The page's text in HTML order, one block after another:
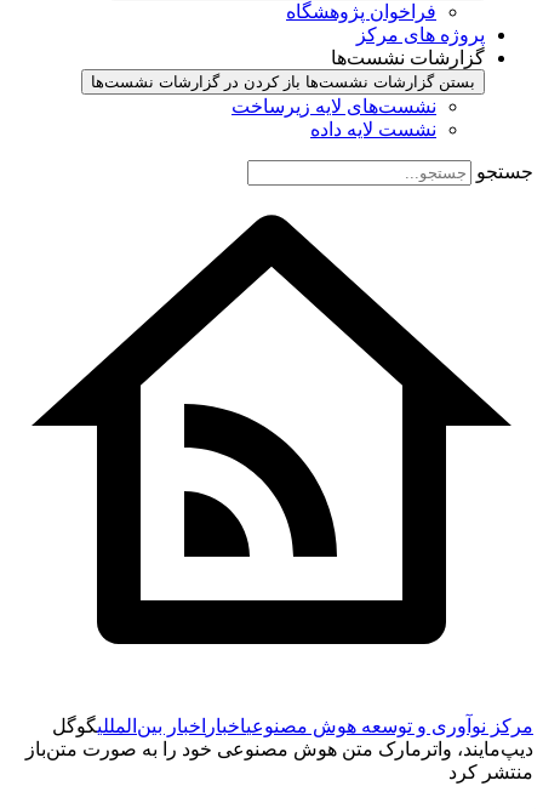
فراخوان پژوهشگاه
پروژه های مرکز
گزارشات نشست‌ها
بستن گزارشات نشست‌ها باز کردن در گزارشات نشست‌ها
نشست‌‌های لایه زیرساخت
نشست لایه داده
جستجو
مرکز نوآوری و توسعه هوش مصنوعیاخبار اخبار بین‌المللیگوگل
دیپ‌مایند، واترمارک متن هوش مصنوعی خود را به صورت متن‌باز
منتشر کرد